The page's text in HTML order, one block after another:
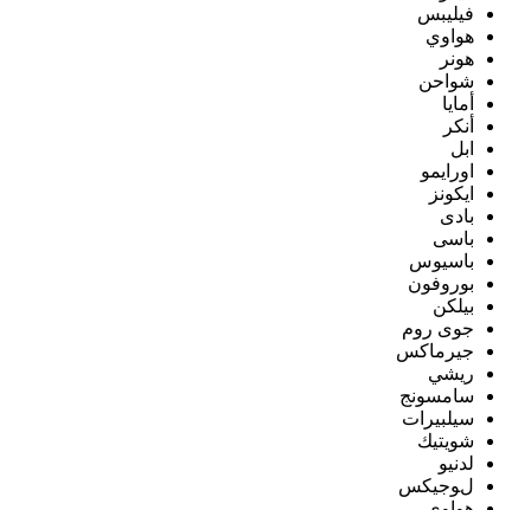
فيليبس
هواوي
هونر
شواحن
أمايا
أنكر
ابل
اورايمو
ايكونز
بادى
باسى
باسيوس
بوروفون
بيلكن
جوى روم
جيرماكس
ريشي
سامسونج
سيلبيرات
شويتيك
لدنيو
لوجيكس